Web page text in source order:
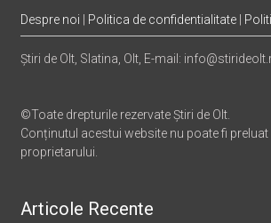
Despre noi Politica de confidentialitate
Știri de Olt, Slatina, Olt, E-mail:
©Toate drepturile rezervate Știri de Olt.
Conținutul acestui website nu poate fi
proprietarului.
Articole Recente